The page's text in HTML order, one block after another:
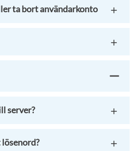
ta bort användarkonto
server?